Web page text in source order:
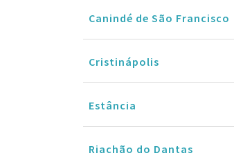
Canindé de São Francisco
Cristinápolis
Estância
Riachão do Dantas